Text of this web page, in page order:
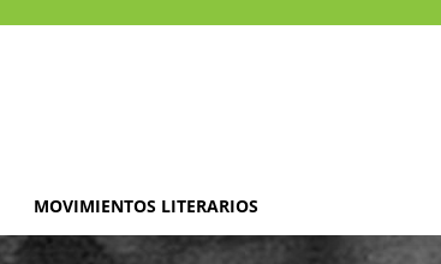
MOVIMIENTOS LITERARIOS